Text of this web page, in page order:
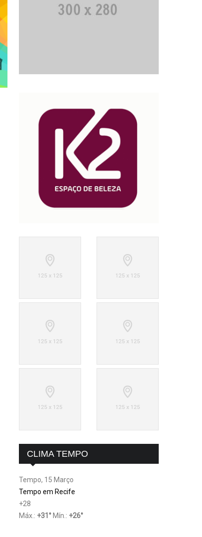
CLIMA TEMPO
Tempo, 15 Março
Tempo em Recife
+28
Máx.: +31 ° Mín.: +26°